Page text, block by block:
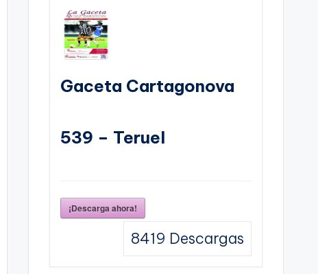
Gaceta Cartagonova
539 – Teruel
¡Descarga ahora!
8419 Descargas